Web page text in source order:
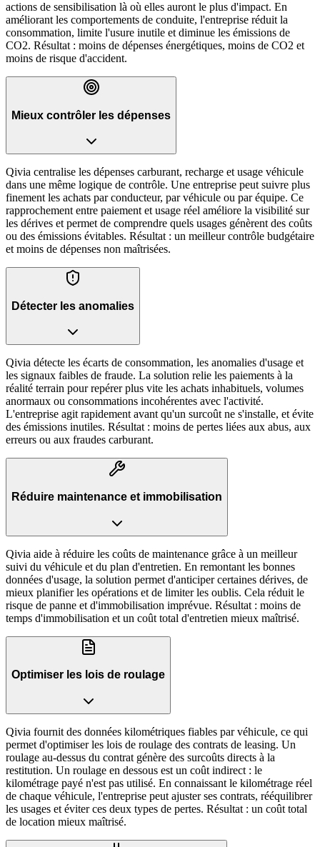
actions de sensibilisation là où elles auront le plus d'impact. En
améliorant les comportements de conduite, l'entreprise réduit la
consommation, limite l'usure inutile et diminue les émissions de
CO2. Résultat : moins de dépenses énergétiques, moins de CO2 et
moins de risque d'accident.
Mieux contrôler les dépenses
Qivia centralise les dépenses carburant, recharge et usage véhicule
dans une même logique de contrôle. Une entreprise peut suivre plus
finement les achats par conducteur, par véhicule ou par équipe. Ce
rapprochement entre paiement et usage réel améliore la visibilité sur
les dérives et permet de comprendre quels usages génèrent des coûts
ou des émissions évitables. Résultat : un meilleur contrôle budgétaire
et moins de dépenses non maîtrisées.
Détecter les anomalies
Qivia détecte les écarts de consommation, les anomalies d'usage et
les signaux faibles de fraude. La solution relie les paiements à la
réalité terrain pour repérer plus vite les achats inhabituels, volumes
anormaux ou consommations incohérentes avec l'activité.
L'entreprise agit rapidement avant qu'un surcoût ne s'installe, et évite
des émissions inutiles. Résultat : moins de pertes liées aux abus, aux
erreurs ou aux fraudes carburant.
Réduire maintenance et immobilisation
Qivia aide à réduire les coûts de maintenance grâce à un meilleur
suivi du véhicule et du plan d'entretien. En remontant les bonnes
données d'usage, la solution permet d'anticiper certaines dérives, de
mieux planifier les opérations et de limiter les oublis. Cela réduit le
risque de panne et d'immobilisation imprévue. Résultat : moins de
temps d'immobilisation et un coût total d'entretien mieux maîtrisé.
Optimiser les lois de roulage
Qivia fournit des données kilométriques fiables par véhicule, ce qui
permet d'optimiser les lois de roulage des contrats de leasing. Un
roulage au-dessus du contrat génère des surcoûts directs à la
restitution. Un roulage en dessous est un coût indirect : le
kilométrage payé n'est pas utilisé. En connaissant le kilométrage réel
de chaque véhicule, l'entreprise peut ajuster ses contrats, rééquilibrer
les usages et éviter ces deux types de pertes. Résultat : un coût total
de location mieux maîtrisé.